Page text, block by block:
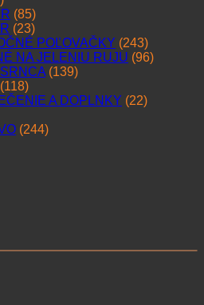
(85)
(23)
POĽOVAČKY (243)
NA JELENIU RUJU (96)
(139)
(118)
A DOPLNKY (22)
(244)